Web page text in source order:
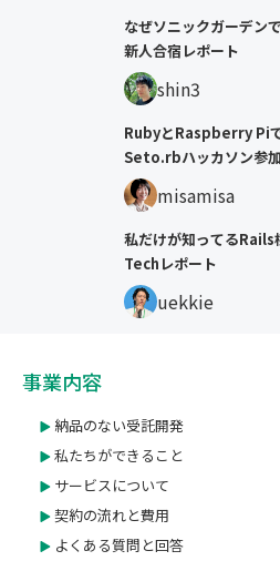
なぜソニックガーデン
新人合宿レポート
shin3
RubyとRaspberry Piで
Seto.rbハッカソン参
misamisa
私だけが知ってるRails
Techレポート
uekkie
事業内容
納品のない受託開発
私たちができること
サービスについて
契約の流れと費用
よくある質問と回答